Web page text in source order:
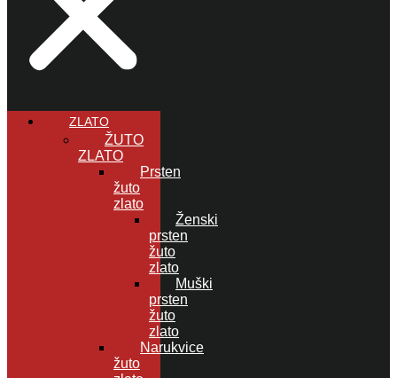
ZLATO
ŽUTO
ZLATO
Prsten
žuto
zlato
Ženski
prsten
žuto
zlato
Muški
prsten
žuto
zlato
Narukvice
žuto